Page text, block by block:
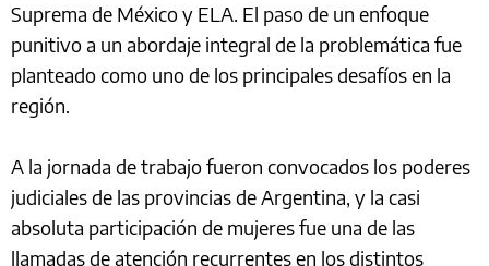
Suprema de México y ELA. El paso de un enfoque
punitivo a un abordaje integral de la problemática fue
planteado como uno de los principales desafíos en la
región.
A la jornada de trabajo fueron convocados los poderes
judiciales de las provincias de Argentina, y la casi
absoluta participación de mujeres fue una de las
llamadas de atención recurrentes en los distintos